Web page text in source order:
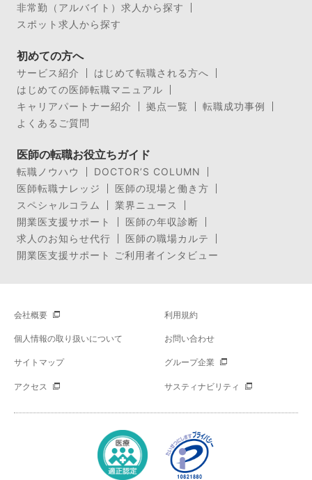
非常勤（アルバイト）求人から探す
スポット求人から探す
初めての方へ
サービス紹介
はじめて転職される方へ
はじめての医師転職マニュアル
キャリアパートナー紹介
拠点一覧
転職成功事例
よくあるご質問
医師の転職お役立ちガイド
転職ノウハウ
DOCTOR’S COLUMN
医師転職ナレッジ
医師の現場と働き方
スペシャルコラム
業界ニュース
開業医支援サポート
医師の年収診断
求人のお知らせ代行
医師の職場カルテ
開業医支援サポート ご利用者インタビュー
会社概要 利用規約
個人情報の取り扱いについて お問い合わせ
サイトマップ グループ企業
アクセス サスティナビリティ